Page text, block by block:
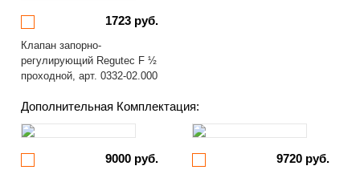
1723 руб.
Клапан запорно-
регулирующий Regutec F ½
проходной, арт. 0332-02.000
Дополнительная Комплектация:
9000 руб. 9720 руб.